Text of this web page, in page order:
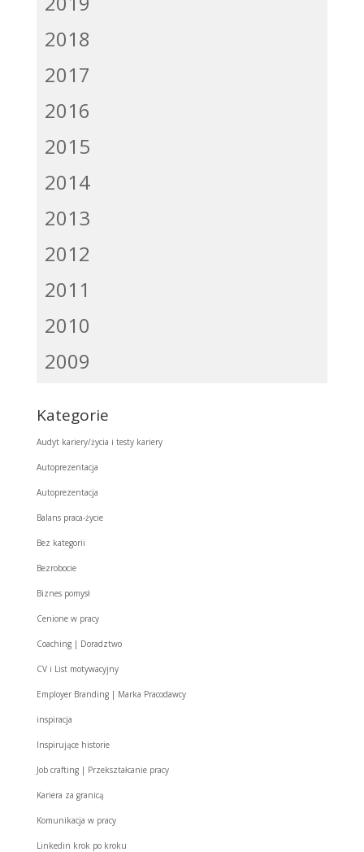
2018
2017
2016
2015
2014
2013
2012
2011
2010
2009
Kategorie
Audyt kariery/życia i testy kariery
Autoprezentacja
Autoprezentacja
Balans praca-życie
Bez kategorii
Bezrobocie
Biznes pomysł
Cenione w pracy
Coaching | Doradztwo
CV i List motywacyjny
Employer Branding | Marka Pracodawcy
inspiracja
Inspirujące historie
Job crafting | Przekształcanie pracy
Kariera za granicą
Komunikacja w pracy
Linkedin krok po kroku